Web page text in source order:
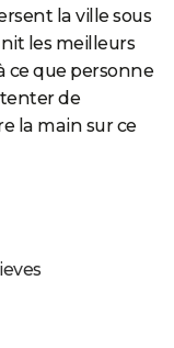
la ville sous
les meilleurs
ce que personne
de
la main sur ce